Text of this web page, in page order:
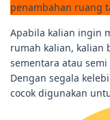
penambahan ruang
Apabila kalian ingin
rumah kalian, kalian
sementara atau
Dengan segala
cocok digunakan